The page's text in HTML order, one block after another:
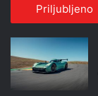
Priljubljeno